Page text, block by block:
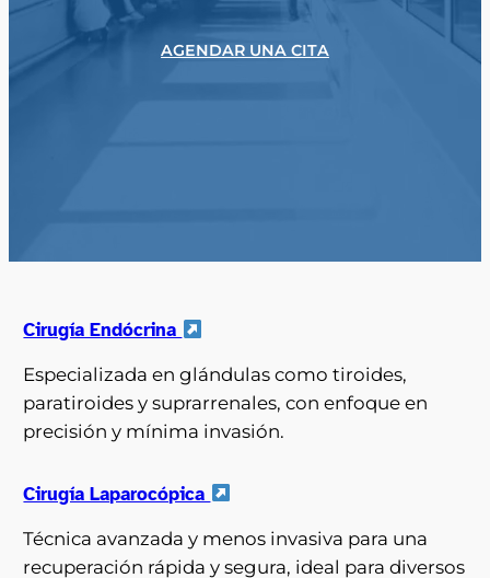
AGENDAR UNA CITA
Cirugía Endócrina
Especializada en glándulas como tiroides,
paratiroides y suprarrenales, con enfoque en
precisión y mínima invasión.
Cirugía Laparocópica
Técnica avanzada y menos invasiva para una
recuperación rápida y segura, ideal para diversos